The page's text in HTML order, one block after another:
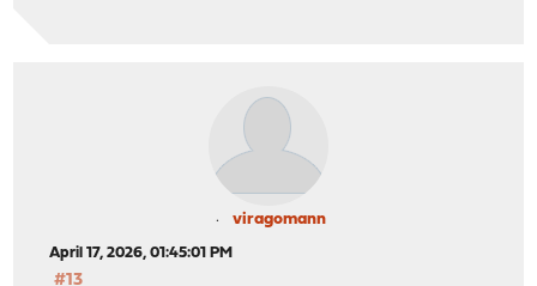
viragomann
April 17, 2026, 01:45:01 PM
#13